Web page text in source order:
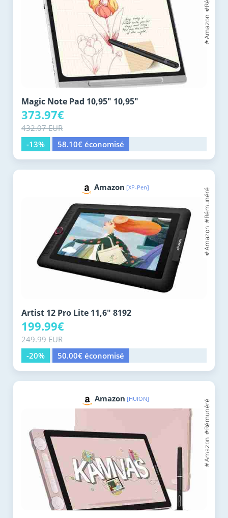
Magic Note Pad 10,95" 10,95"
373.97€
432.07 EUR
-13%
58.10€ économisé
Amazon [XP-Pen]
Artist 12 Pro Lite 11,6" 8192
199.99€
249.99 EUR
-20%
50.00€ économisé
Amazon [HUION]